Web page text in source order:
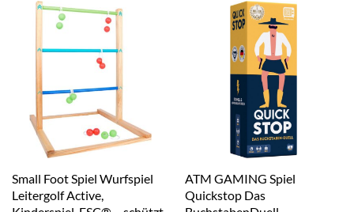
Small Foot Spiel Wurfspiel
Leitergolf Active,
ATM GAMING Spiel
Quickstop Das